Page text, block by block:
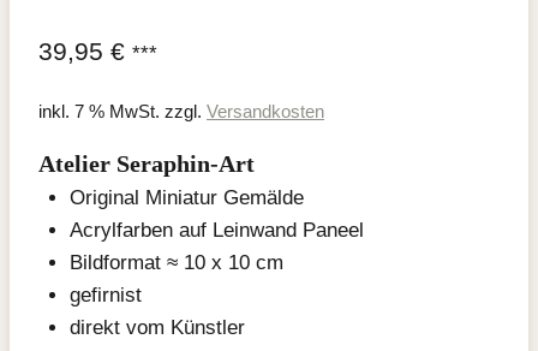
39,95 € ***
inkl. 7 % MwSt. zzgl. Versandkosten
Atelier Seraphin-Art
Original Miniatur Gemälde
Acrylfarben auf Leinwand Paneel
Bildformat ≈ 10 x 10 cm
gefirnist
direkt vom Künstler